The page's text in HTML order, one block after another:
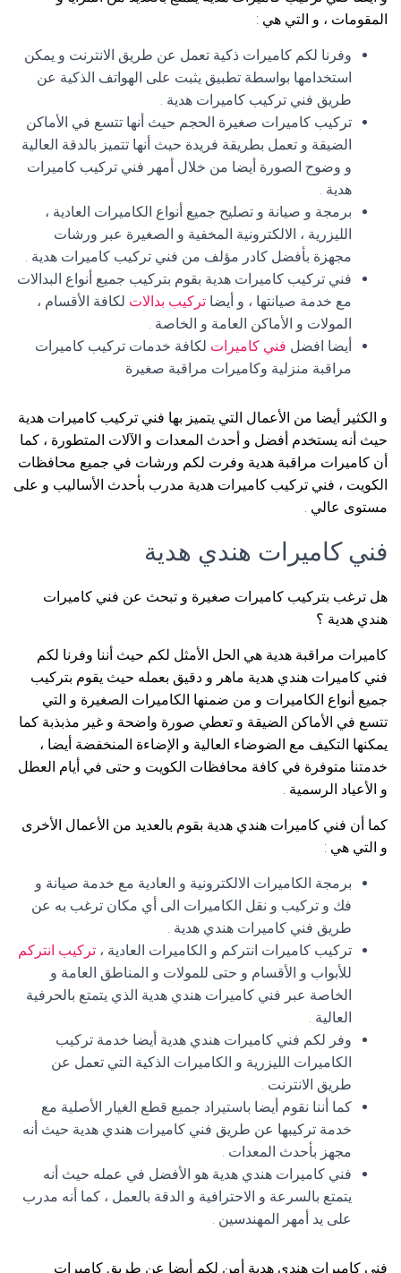
المقومات ، و التي هي :
وفرنا لكم كاميرات ذكية تعمل عن طريق الانترنت و يمكن
استخدامها بواسطة تطبيق يثبت على الهواتف الذكية عن
طريق فني تركيب كاميرات هدية .
تركيب كاميرات صغيرة الحجم حيث أنها تتسع في الأماكن
الضيقة و تعمل بطريقة فريدة حيث أنها تتميز بالدقة العالية
و وضوح الصورة أيضا من خلال أمهر فني تركيب كاميرات
هدية .
برمجة و صيانة و تصليح جميع أنواع الكاميرات العادية ،
الليزرية ، الالكترونية المخفية و الصغيرة عبر ورشات
مجهزة بأفضل كادر مؤلف من فني تركيب كاميرات هدية .
فني تركيب كاميرات هدية بقوم بتركيب جميع أنواع البدالات
مع خدمة صيانتها ، و أيضا تركيب بدالات لكافة الأقسام ،
المولات و الأماكن العامة و الخاصة .
أيضا افضل فني كاميرات لكافة خدمات تركيب كاميرات
مراقبة منزلية وكاميرات مراقبة صغيرة
و الكثير أيضا من الأعمال التي يتميز بها فني تركيب كاميرات هدية
حيث أنه يستخدم أفضل و أحدث المعدات و الآلات المتطورة ، كما
أن كاميرات مراقبة هدية وفرت لكم ورشات في جميع محافظات
الكويت ، فني تركيب كاميرات هدية مدرب بأحدث الأساليب و على
مستوى عالي .
فني كاميرات هندي هدية
هل ترغب بتركيب كاميرات صغيرة و تبحث عن فني كاميرات
هندي هدية ؟
كاميرات مراقبة هدية هي الحل الأمثل لكم حيث أننا وفرنا لكم
فني كاميرات هندي هدية ماهر و دقيق بعمله حيث يقوم بتركيب
جميع أنواع الكاميرات و من ضمنها الكاميرات الصغيرة و التي
تتسع في الأماكن الضيقة و تعطي صورة واضحة و غير مذبذبة كما
يمكنها التكيف مع الضوضاء العالية و الإضاءة المنخفضة أيضا ،
خدمتنا متوفرة في كافة محافظات الكويت و حتى في أيام العطل
و الأعياد الرسمية .
كما أن فني كاميرات هندي هدية بقوم بالعديد من الأعمال الأخرى
و التي هي :
برمجة الكاميرات الالكترونية و العادية مع خدمة صيانة و
فك و تركيب و نقل الكاميرات الى أي مكان ترغب به عن
طريق فني كاميرات هندي هدية .
تركيب كاميرات انتركم و الكاميرات العادية ، تركيب انتركم
للأبواب و الأقسام و حتى للمولات و المناطق العامة و
الخاصة عبر فني كاميرات هندي هدية الذي يتمتع بالحرفية
العالية .
وفر لكم فني كاميرات هندي هدية أيضا خدمة تركيب
الكاميرات الليزرية و الكاميرات الذكية التي تعمل عن
طريق الانترنت .
كما أننا نقوم أيضا باستيراد جميع قطع الغيار الأصلية مع
خدمة تركيبها عن طريق فني كاميرات هندي هدية حيث أنه
مجهز بأحدث المعدات .
فني كاميرات هندي هدية هو الأفضل في عمله حيث أنه
يتمتع بالسرعة و الاحترافية و الدقة بالعمل ، كما أنه مدرب
على يد أمهر المهندسين .
فني كاميرات هندي هدية أمن لكم أيضا عن طريق كاميرات